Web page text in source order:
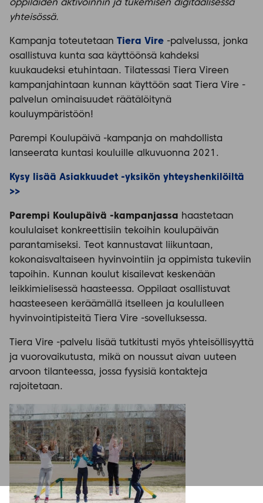
oppilaiden aktivoinnin ja tukemisen digitaalisessa
yhteisössä.
Kampanja toteutetaan Tiera Vire -palvelussa, jonka
osallistuva kunta saa käyttöönsä kahdeksi
kuukaudeksi etuhintaan. Tilatessasi Tiera Vireen
kampanjahintaan kunnan käyttöön saat Tiera Vire -
palvelun ominaisuudet räätälöitynä
kouluympäristöön!
Parempi Koulupäivä -kampanja on mahdollista
lanseerata kuntasi kouluille alkuvuonna 2021.
Kysy lisää Asiakkuudet -yksikön yhteyshenkilöiltä
>>
Parempi Koulupäivä -kampanjassa haastetaan
koululaiset konkreettisiin tekoihin koulupäivän
parantamiseksi. Teot kannustavat liikuntaan,
kokonaisvaltaiseen hyvinvointiin ja oppimista tukeviin
tapoihin. Kunnan koulut kisailevat keskenään
leikkimielisessä haasteessa. Oppilaat osallistuvat
haasteeseen keräämällä itselleen ja koululleen
hyvinvointipisteitä Tiera Vire -sovelluksessa.
Tiera Vire -palvelu lisää tutkitusti myös yhteisöllisyyttä
ja vuorovaikutusta, mikä on noussut aivan uuteen
arvoon tilanteessa, jossa fyysisiä kontakteja
rajoitetaan.